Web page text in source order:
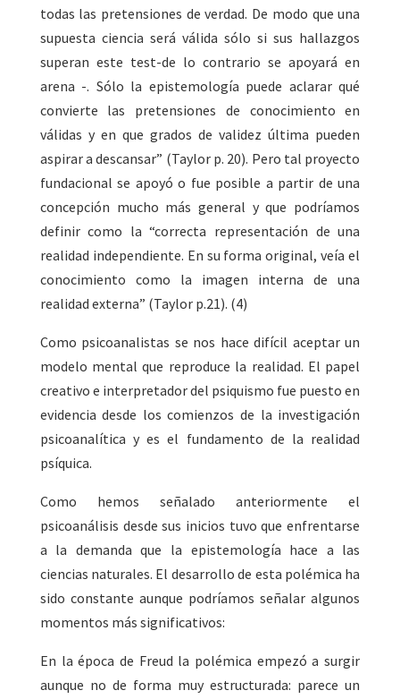
todas las pretensiones de verdad. De modo que una
supuesta ciencia será válida sólo si sus hallazgos
superan este test-de lo contrario se apoyará en
arena -. Sólo la epistemología puede aclarar qué
convierte las pretensiones de conocimiento en
válidas y en que grados de validez última pueden
aspirar a descansar” (Taylor p. 20). Pero tal proyecto
fundacional se apoyó o fue posible a partir de una
concepción mucho más general y que podríamos
definir como la “correcta representación de una
realidad independiente. En su forma original, veía el
conocimiento como la imagen interna de una
realidad externa” (Taylor p.21). (4)
Como psicoanalistas se nos hace difícil aceptar un
modelo mental que reproduce la realidad. El papel
creativo e interpretador del psiquismo fue puesto en
evidencia desde los comienzos de la investigación
psicoanalítica y es el fundamento de la realidad
psíquica.
Como hemos señalado anteriormente el
psicoanálisis desde sus inicios tuvo que enfrentarse
a la demanda que la epistemología hace a las
ciencias naturales. El desarrollo de esta polémica ha
sido constante aunque podríamos señalar algunos
momentos más significativos:
En la época de Freud la polémica empezó a surgir
aunque no de forma muy estructurada: parece un